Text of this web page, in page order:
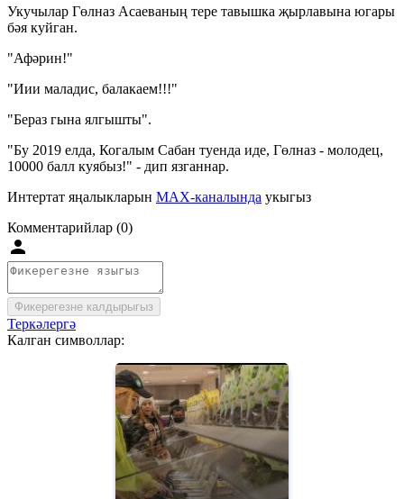
Укучылар Гөлназ Асаеваның тере тавышка җырлавына югары
бәя куйган.
"Афәрин!"
"Иии маладис, балакаем!!!"
"Бераз гына ялгышты".
"Бу 2019 елда, Когалым Сабан туенда иде, Гөлназ - молодец,
10000 балл куябыз!" - дип язганнар.
Интертат яңалыкларын MAX-каналында укыгыз
Комментарийлар (0)
Фикерегезне калдырыгыз
Теркәлергә
Калган символлар: